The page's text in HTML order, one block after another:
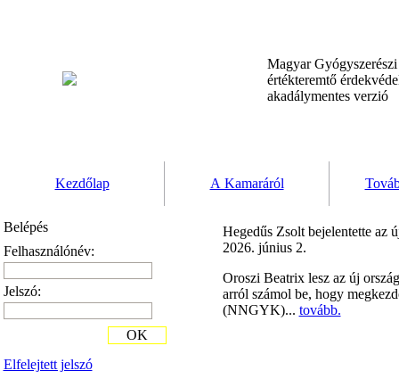
Magyar
értékteremtő
akadálymentes verzió
Kezdőlap A Kamaráról
Belépés
Felhasználónév:
Jelszó:
Elfelejtett jelszó
OK
Hegedűs Zsolt bejelentette az
2026. június 2.
Oroszi Beatrix lesz az új
arról számol be, hogy
(NNGYK)... tovább.